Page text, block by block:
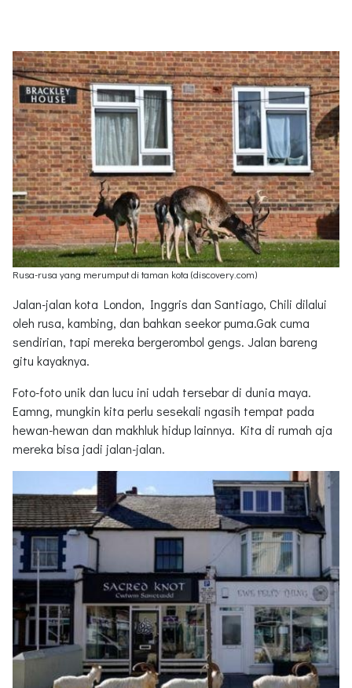
Rusa-rusa yang merumput di taman kota (discovery.com)
Jalan-jalan kota London, Inggris dan Santiago, Chili dilalui
oleh rusa, kambing, dan bahkan seekor puma.Gak cuma
sendirian, tapi mereka bergerombol gengs. Jalan bareng
gitu kayaknya.
Foto-foto unik dan lucu ini udah tersebar di dunia maya.
Eamng, mungkin kita perlu sesekali ngasih tempat pada
hewan-hewan dan makhluk hidup lainnya. Kita di rumah aja
mereka bisa jadi jalan-jalan.